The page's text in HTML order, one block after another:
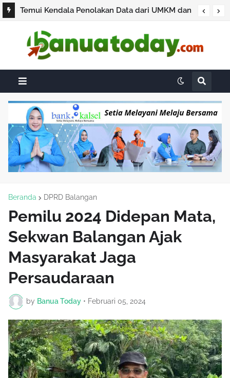
Temui Kendala Penolakan Data dari UMKM dan
Bukan untuk Pajak
Beranda DPRD Balangan
Pemilu 2024 Didepan Mata,
Sekwan Balangan Ajak
Masyarakat Jaga
Persaudaraan
by Banua Today • Februari 05, 2024